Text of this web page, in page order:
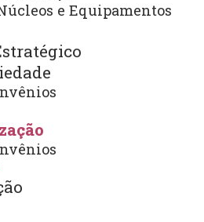
e Equipamentos
Produção e Nutrição de Não-
Tesser (Unioeste)
2022
Estado: Alabama/ País: Estados